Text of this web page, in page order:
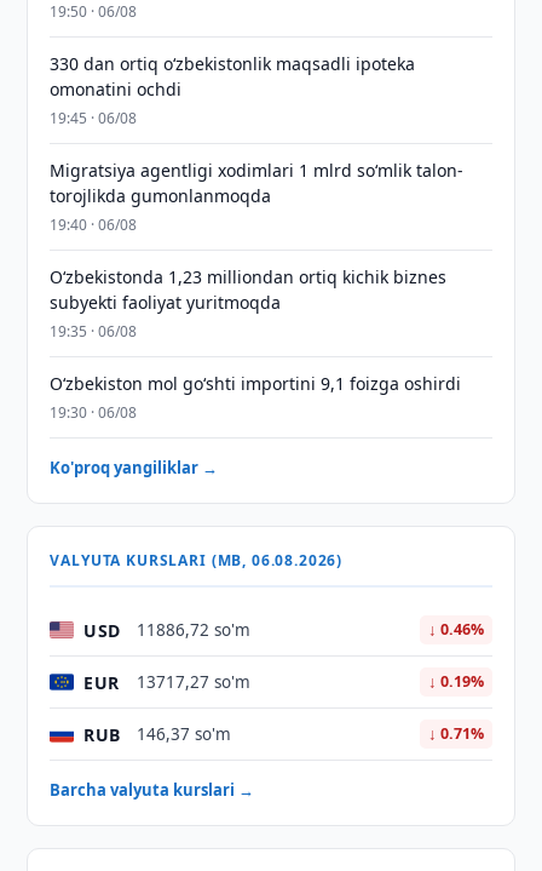
19:50 · 06/08
330 dan ortiq o‘zbekistonlik maqsadli ipoteka
omonatini ochdi
19:45 · 06/08
Migratsiya agentligi xodimlari 1 mlrd so‘mlik talon-
torojlikda gumonlanmoqda
19:40 · 06/08
O‘zbekistonda 1,23 milliondan ortiq kichik biznes
subyekti faoliyat yuritmoqda
19:35 · 06/08
O‘zbekiston mol go‘shti importini 9,1 foizga oshirdi
19:30 · 06/08
Ko'proq yangiliklar →
VALYUTA KURSLARI (MB, 06.08.2026)
USD 11886,72 so'm ↓ 0.46%
EUR 13717,27 so'm ↓ 0.19%
RUB 146,37 so'm ↓ 0.71%
Barcha valyuta kurslari →